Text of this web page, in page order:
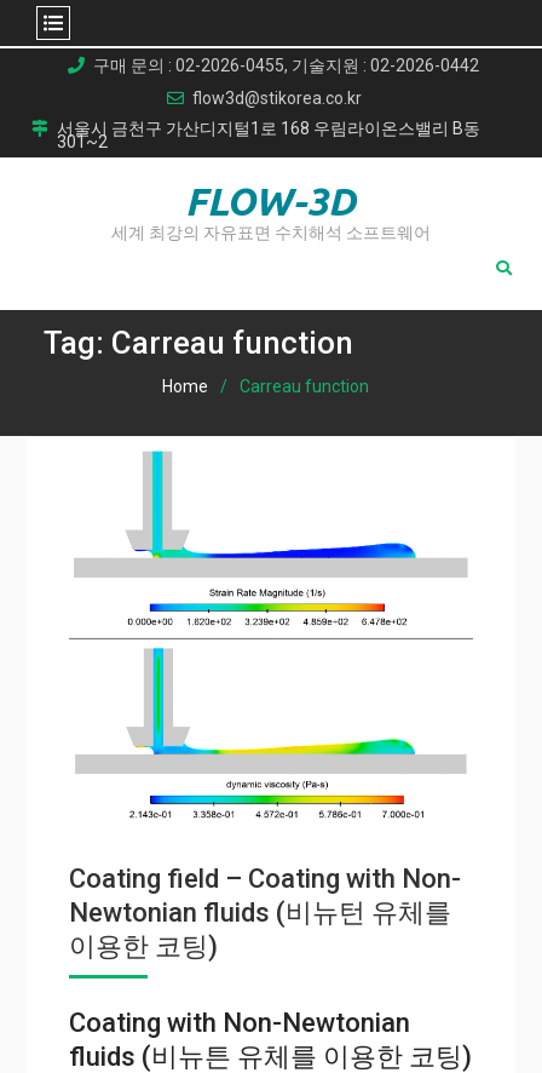
content
구매 문의 : 02-2026-0455, 기술지원 : 02-2026-0442
flow3d@stikorea.co.kr
서울시 금천구 가산디지털1로 168 우림라이온스밸리 B동
301~2
FLOW-3D
세계 최강의 자유표면 수치해석 소프트웨어
Tag: Carreau function
Home Carreau function
Coating field – Coating with Non-
Newtonian fluids (비뉴턴 유체를
이용한 코팅)
Coating with Non-Newtonian
fluids (비뉴튼 유체를 이용한 코팅)